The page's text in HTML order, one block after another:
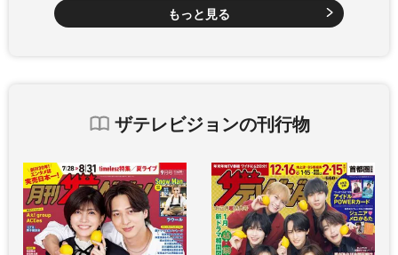
もっと見る
ザテレビジョンの刊行物